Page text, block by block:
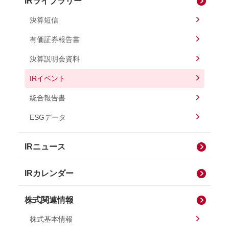
決算短信
有価証券報告書
決算説明会資料
IRイベント
統合報告書
ESGデータ
IRニュース
IRカレンダー
株式関連情報
株式基本情報